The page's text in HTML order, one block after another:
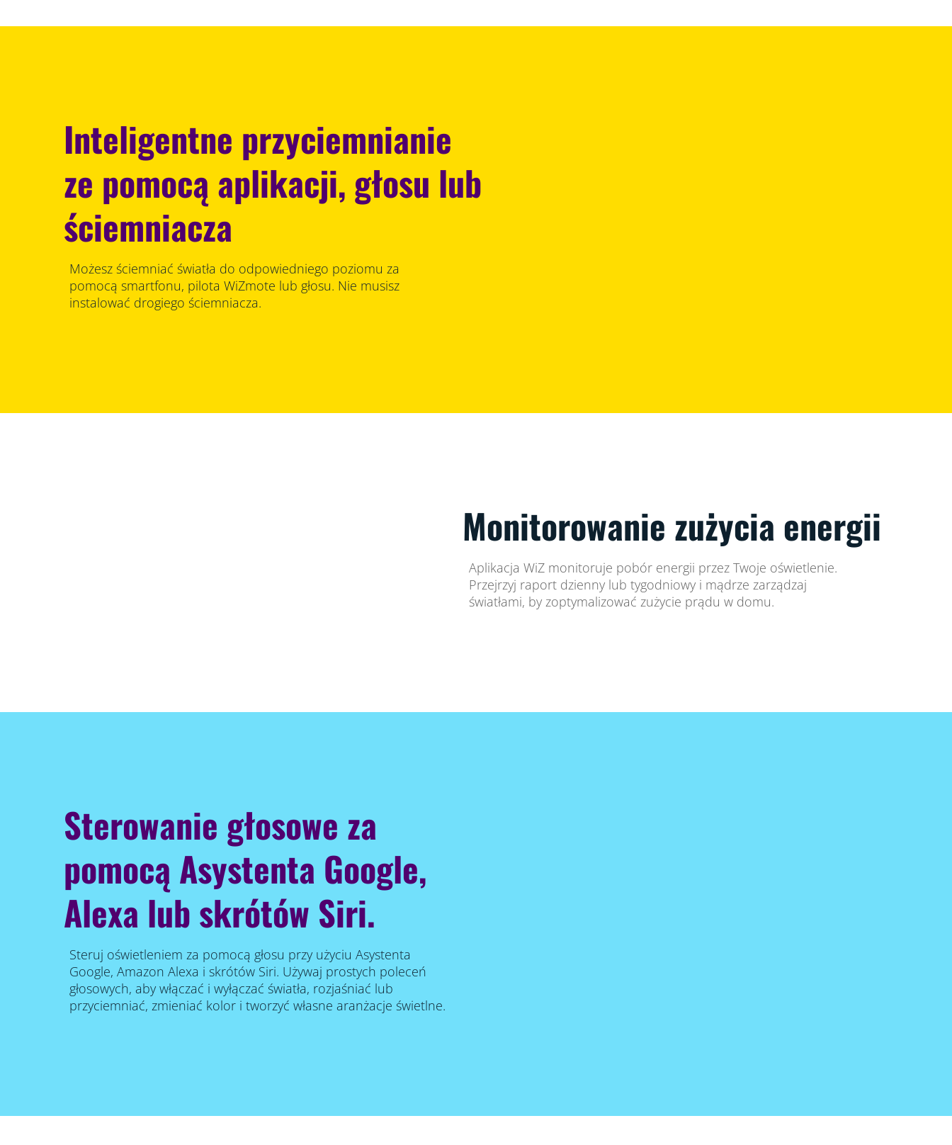
Inteligentne przyciemnianie
ze pomocą aplikacji, głosu lub
ściemniacza
Możesz ściemniać światła do odpowiedniego poziomu za
pomocą smartfonu, pilota WiZmote lub głosu. Nie musisz
instalować drogiego ściemniacza.
Monitorowanie zużycia energii
Aplikacja WiZ monitoruje pobór energii przez Twoje oświetlenie.
Przejrzyj raport dzienny lub tygodniowy i mądrze zarządzaj
światłami, by zoptymalizować zużycie prądu w domu.
Sterowanie głosowe za
pomocą Asystenta Google,
Alexa lub skrótów Siri.
Steruj oświetleniem za pomocą głosu przy użyciu Asystenta
Google, Amazon Alexa i skrótów Siri. Używaj prostych poleceń
głosowych, aby włączać i wyłączać światła, rozjaśniać lub
przyciemniać, zmieniać kolor i tworzyć własne aranżacje świetlne.